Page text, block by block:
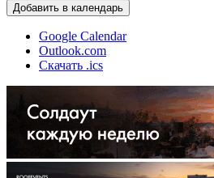
Добавить в календарь
Google Calendar
Outlook.com
Скачать .ics